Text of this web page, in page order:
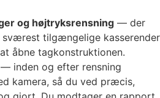
og højtryksrensning — der
sværest tilgængelige kasserender
åbne tagkonstruktionen.
— inden og efter rensning
kamera, så du ved præcis,